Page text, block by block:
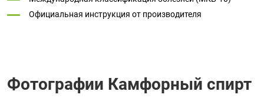
Официальная инструкция от производителя
Фотографии Камфорный спирт